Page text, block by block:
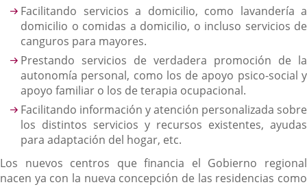
Facilitando servicios a domicilio, como lavandería a
domicilio o comidas a domicilio, o incluso servicios de
canguros para mayores.
Prestando servicios de verdadera promoción de la
autonomía personal, como los de apoyo psico-social y
apoyo familiar o los de terapia ocupacional.
Facilitando información y atención personalizada sobre
los distintos servicios y recursos existentes, ayudas
para adaptación del hogar, etc.
Los nuevos centros que financia el Gobierno regional
nacen ya con la nueva concepción de las residencias como